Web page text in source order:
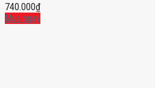
740.000₫
Mua ngay